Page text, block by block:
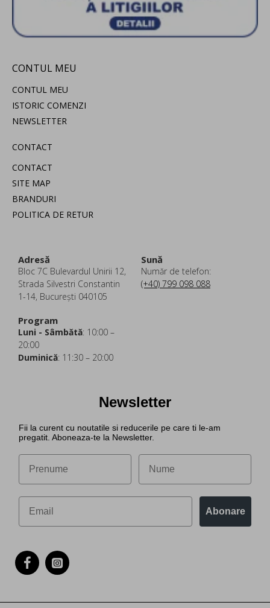
CONTUL MEU
CONTUL MEU
ISTORIC COMENZI
NEWSLETTER
CONTACT
CONTACT
SITE MAP
BRANDURI
POLITICA DE RETUR
Adresă
Bloc 7C Bulevardul Unirii 12,
Strada Silvestri Constantin
1-14, București 040105
Sună
Număr de telefon:
(+40) 799 098 088
Program
Luni - Sâmbătă: 10:00 –
20:00
Duminică: 11:30 – 20:00
Newsletter
Fii la curent cu noutatile si reducerile pe care ti le-am
pregatit. Aboneaza-te la Newsletter.
Abonare